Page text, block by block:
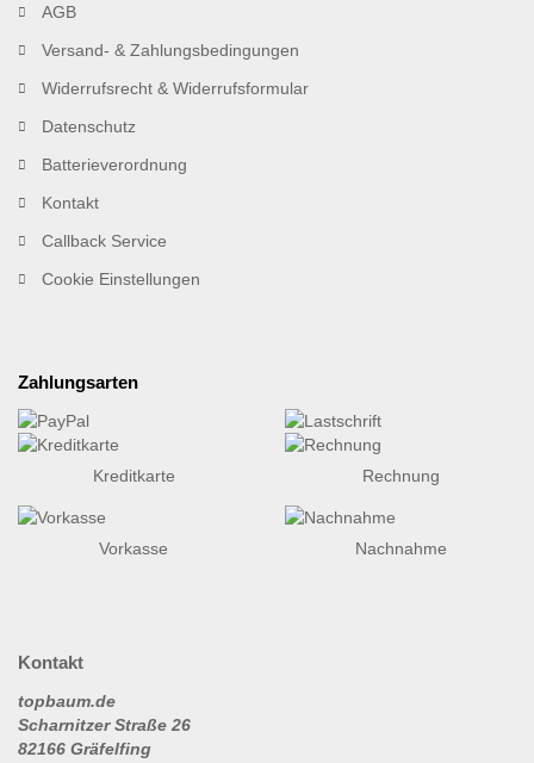
AGB
Versand- & Zahlungsbedingungen
Widerrufsrecht & Widerrufsformular
Datenschutz
Batterieverordnung
Kontakt
Callback Service
Cookie Einstellungen
Zahlungsarten
Kreditkarte Rechnung
Vorkasse Nachnahme
Kontakt
topbaum.de
Scharnitzer Straße 26
82166 Gräfelfing